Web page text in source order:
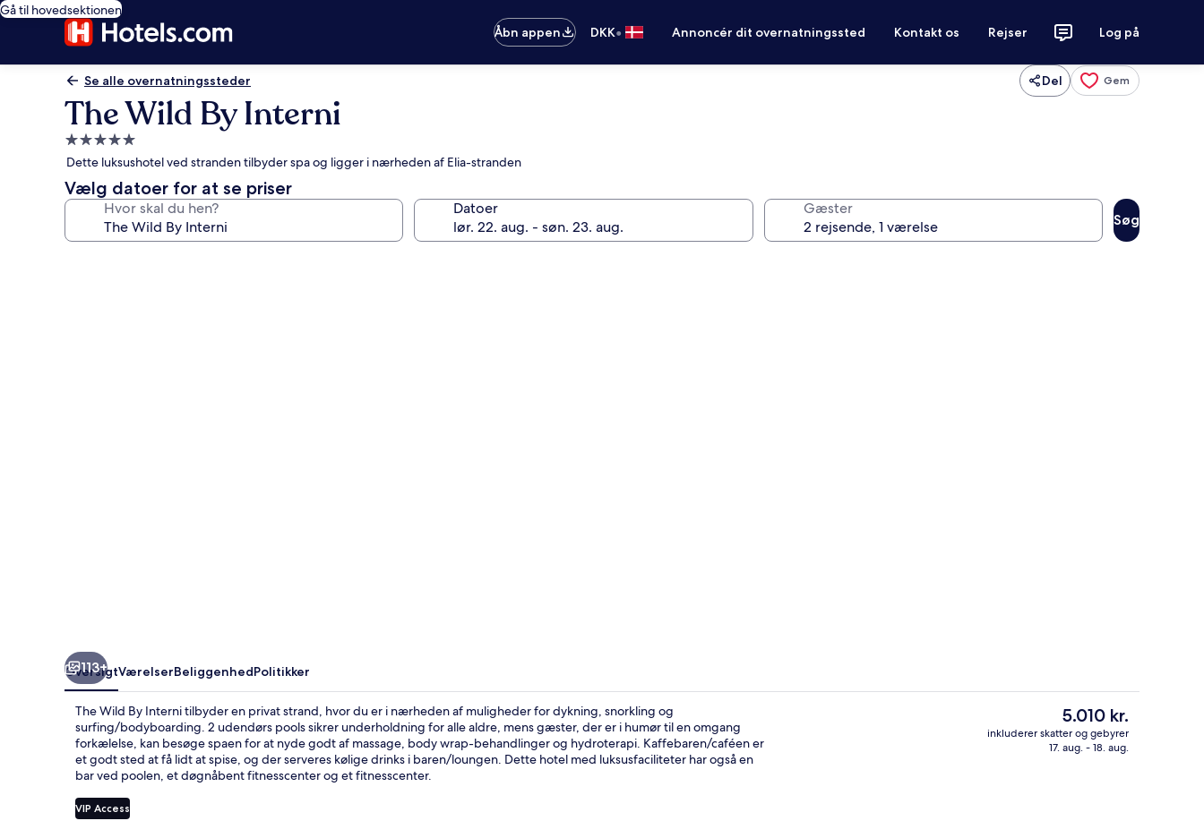
Gå til hovedsektionen
Åbn appen
DKK• Annoncér dit overnatningssted Kontakt os Rejser Log på
Se alle overnatningssteder Del Gem
The Wild By Interni
5.0-
stjernet
overnatningssted
Dette luksushotel ved stranden tilbyder spa og ligger i nærheden af Elia-stranden
Vælg datoer for at se priser
Hvor skal du hen? Datoer Gæster
Søg
Suite - terrasse - udsigt til have | Premium-sengetøj, minibar, pengeskab på værelset,
113+
OversigtVærelserBeliggenhedPolitikker
The Wild By Interni tilbyder en privat strand, hvor du er i nærheden af muligheder for dykning, snorkling og
surfing/bodyboarding. 2 udendørs pools sikrer underholdning for alle aldre, mens gæster, der er i humør til en omgang
forkælelse, kan besøge spaen for at nyde godt af massage, body wrap-behandlinger og hydroterapi. Kaffebaren/caféen er
et godt sted at få lidt at spise, og der serveres kølige drinks i baren/loungen. Dette hotel med luksusfaciliteter har også en
bar ved poolen, et døgnåbent fitnesscenter og et fitnesscenter.
VIP Access
Den
nuværende
pris
5.010 kr.
inkluderer skatter og gebyrer
17. aug. - 18. aug.